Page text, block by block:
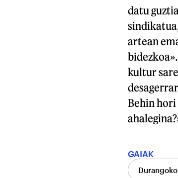
datu
artean
kultur
Behin
GAIAK